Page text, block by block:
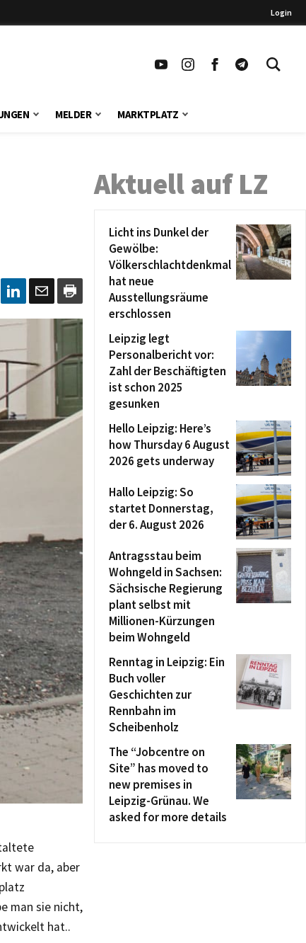
Login
MELDER MARKTPLATZ
war da, aber
man sie nicht,
hat..
Aktuell auf LZ
Licht ins Dunkel der
Gewölbe:
Völkerschlachtdenkmal
hat neue
Ausstellungsräume
erschlossen
Leipzig legt
Personalbericht vor:
Zahl der Beschäftigten
ist schon 2025
gesunken
Hello Leipzig: Here’s
how Thursday 6 August
2026 gets underway
Hallo Leipzig: So
startet Donnerstag,
der 6. August 2026
Antragsstau beim
Wohngeld in Sachsen:
Sächsische Regierung
plant selbst mit
Millionen-Kürzungen
beim Wohngeld
Renntag in Leipzig: Ein
Buch voller
Geschichten zur
Rennbahn im
Scheibenholz
The “Jobcentre on
Site” has moved to
new premises in
Leipzig-Grünau. We
asked for more details